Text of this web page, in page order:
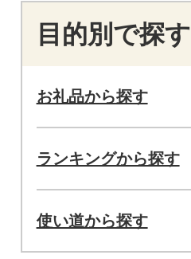
目的別で探す
お礼品から探す
ランキングから探す
使い道から探す